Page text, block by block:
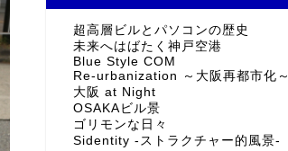
超高層ビルとパソコンの歴史
未来へはばたく神戸空港
Blue Style COM
Re-urbanization ～大阪再都市化～
大阪 at Night
OSAKAビル景
ゴリモンな日々
Sidentity -ストラクチャー的風景-